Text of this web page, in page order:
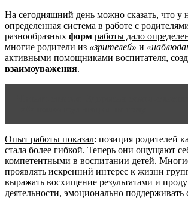
На сегодняшний день можно сказать, что у
определенная система в работе с
разнообразных форм работы дало
многие родители из «зрителей» и
активными помощниками воспитателя,
взаимоуважения.
Опыт работы показал: позиция родителей
стала более гибкой. Теперь они ощущают
компетентными в воспитании детей.
проявлять искренний интерес к жизни
выражать восхищение результатами и
деятельности, эмоционально поддерживать